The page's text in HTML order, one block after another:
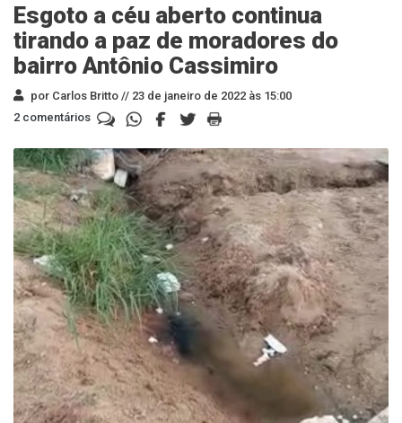
Esgoto a céu aberto continua
tirando a paz de moradores do
bairro Antônio Cassimiro
por Carlos Britto // 23 de janeiro de 2022 às 15:00
2 comentários